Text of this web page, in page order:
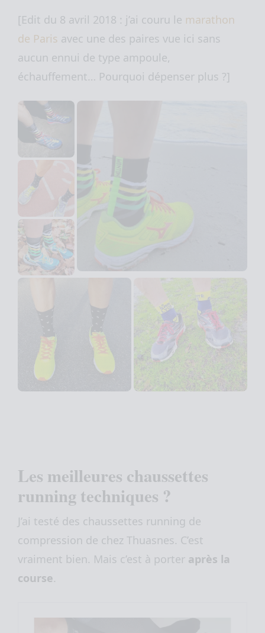
[Edit du 8 avril 2018 : j’ai couru le marathon
de Paris avec une des paires vue ici sans
aucun ennui de type ampoule,
échauffement… Pourquoi dépenser plus ?]
Les meilleures chaussettes
running techniques ?
J’ai testé des chaussettes running de
compression de chez Thuasnes. C’est
vraiment bien. Mais c’est à porter après la
course.